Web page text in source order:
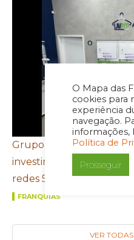
O Mapa das
cookies para
experiência
navegação.
informações,
Política de
Prosseguir
Grupo FROTH mira
investimento de R$ 5,5
redes 5àsec e LavPop
FRANQUIAS
VER